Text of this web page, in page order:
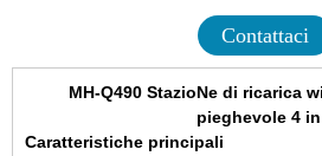
Contattaci
MH-Q490 StazioNe di ricarica
pieghevole 4
Caratteristiche principali